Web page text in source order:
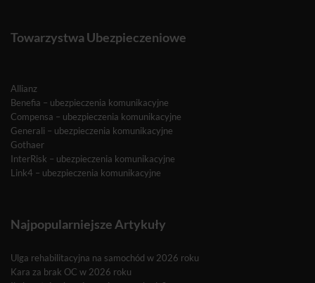
Towarzystwa Ubezpieczeniowe
Allianz
Benefia – ubezpieczenia komunikacyjne
Compensa – ubezpieczenia komunikacyjne
Generali – ubezpieczenia komunikacyjne
Gothaer
InterRisk – ubezpieczenia komunikacyjne
Link4 – ubezpieczenia komunikacyjne
Najpopularniejsze Artykuły
Ulga rehabilitacyjna na samochód w 2026 roku
Kara za brak OC w 2026 roku